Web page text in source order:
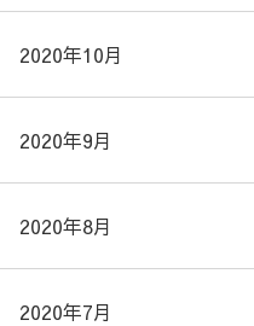
2020年10月
2020年9月
2020年8月
2020年7月